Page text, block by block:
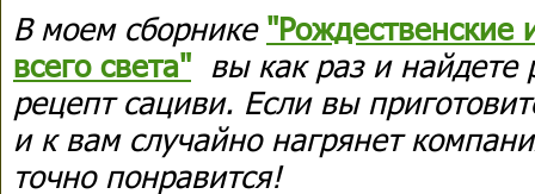
В моем сборнике "Рождественские
всего света" вы как раз и
рецепт сациви. Если вы
и к вам случайно нагрянет
точно понравится!